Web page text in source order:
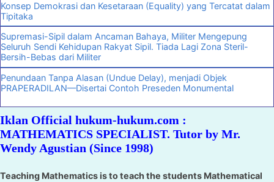
Konsep Demokrasi dan Kesetaraan (Equality) yang Tercatat dalam
Tipitaka
Supremasi-Sipil dalam Ancaman Bahaya, Militer Mengepung
Seluruh Sendi Kehidupan Rakyat Sipil. Tiada Lagi Zona Steril-
Bersih-Bebas dari Militer
Penundaan Tanpa Alasan (Undue Delay), menjadi Objek
PRAPERADILAN—Disertai Contoh Preseden Monumental
Iklan Official hukum-hukum.com :
MATHEMATICS SPECIALIST. Tutor by Mr.
Wendy Agustian (Since 1998)
Teaching Mathematics is to teach the students Mathematical